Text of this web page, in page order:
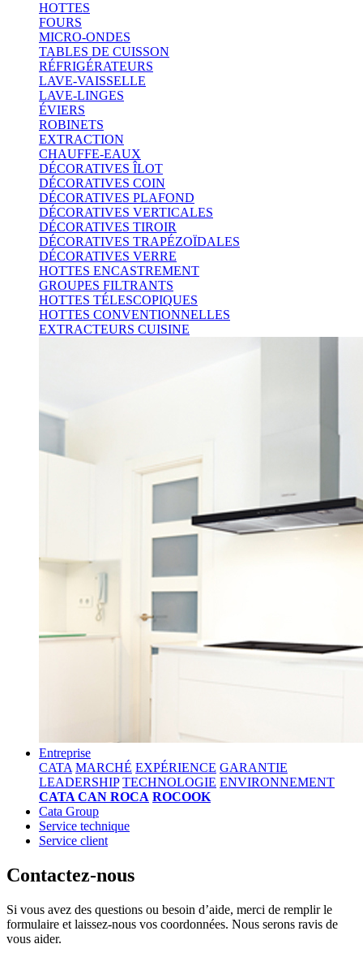
HOTTES
FOURS
MICRO-ONDES
TABLES DE CUISSON
RÉFRIGÉRATEURS
LAVE-VAISSELLE
LAVE-LINGES
ÉVIERS
ROBINETS
EXTRACTION
CHAUFFE-EAUX
DÉCORATIVES ÎLOT
DÉCORATIVES COIN
DÉCORATIVES PLAFOND
DÉCORATIVES VERTICALES
DÉCORATIVES TIROIR
DÉCORATIVES TRAPÉZOÏDALES
DÉCORATIVES VERRE
HOTTES ENCASTREMENT
GROUPES FILTRANTS
HOTTES TÉLESCOPIQUES
HOTTES CONVENTIONNELLES
EXTRACTEURS CUISINE
Entreprise
CATA MARCHÉ EXPÉRIENCE GARANTIE
LEADERSHIP TECHNOLOGIE ENVIRONNEMENT
CATA CAN ROCA ROCOOK
Cata Group
Service technique
Service client
Contactez-nous
Si vous avez des questions ou besoin d’aide, merci de remplir le
formulaire et laissez-nous vos coordonnées. Nous serons ravis de
vous aider.